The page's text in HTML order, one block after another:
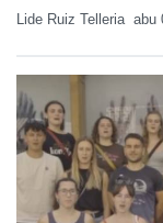
Lide Ruiz Telleria abu